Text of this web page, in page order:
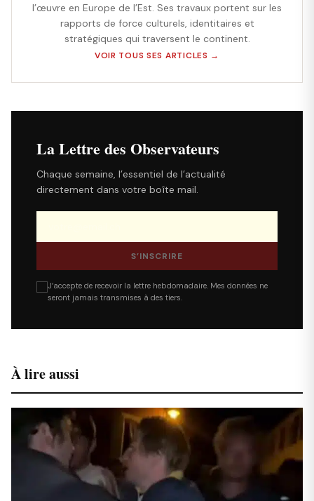
l’œuvre en Europe de l’Est. Ses travaux portent sur les
rapports de force culturels, identitaires et
stratégiques qui traversent le continent.
VOIR TOUS SES ARTICLES →
La Lettre des Observateurs
Chaque semaine, l’essentiel de l’actualité
directement dans votre boîte mail.
S’INSCRIRE
J’accepte de recevoir la lettre hebdomadaire. Mes données ne
seront jamais transmises à des tiers.
À lire aussi